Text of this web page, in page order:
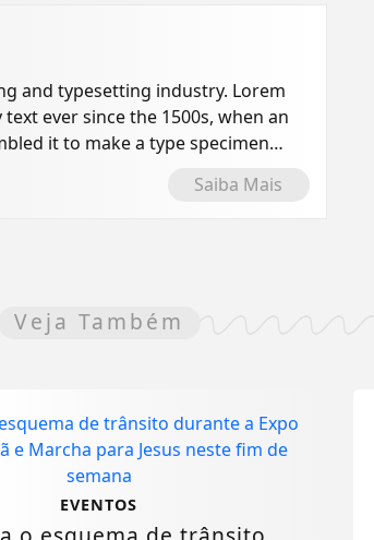
and typesetting industry. Lorem
ever since the 1500s, when an
it to make a type specimen
Saiba Mais
Veja Também
EVENTOS